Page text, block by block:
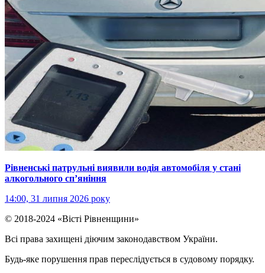
Рівненські патрульні виявили водія автомобіля у стані
алкогольного сп’яніння
14:00, 31 липня 2026 року
© 2018-2024 «Вісті Рівненщини»
Всі права захищені діючим законодавством України.
Будь-яке порушення прав переслідується в судовому порядку.